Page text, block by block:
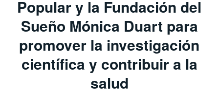
Popular y la Fundación del
Sueño Mónica Duart para
promover la investigación
científica y contribuir a la
salud